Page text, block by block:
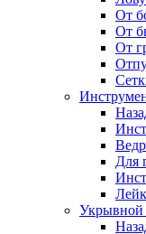
От
От
От
Для
Укрывной